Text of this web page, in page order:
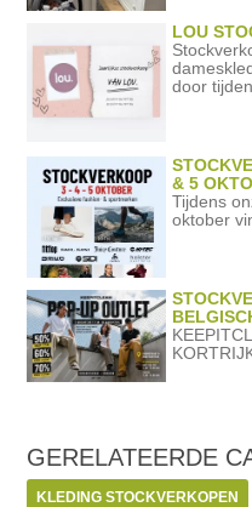
LOU
door
& 5
Tijdens
oktober
GERELATEERDE
KLEDING STOCKVERKOPEN